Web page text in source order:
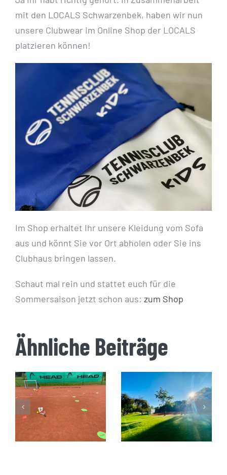
mit den LOCALS Schwarzenbek, haben wir nun
unsere Clubwear im Online Shop der LOCALS
platzieren können!
Im Shop erhaltet Ihr unsere Kleidung vom Sofa
aus und könnt Sie vor Ort abholen oder Sie ins
Clubhaus bringen lassen.
Schaut mal rein und stattet euch für die
Sommersaison jetzt schon aus: zum Shop
Ähnliche Beiträge
Open Tennis
Day 2023
Saisoneröffnung
Samstag,
22.04.2023